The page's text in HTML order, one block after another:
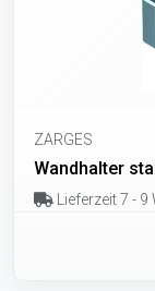
ZARGES
Wandhalter
Lieferzeit 7 - 9